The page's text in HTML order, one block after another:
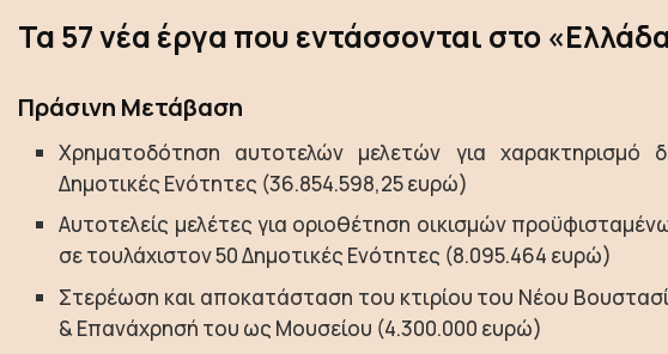
Τα 57 νέα έργα που εντάσσονται στο
Πράσινη Μετάβαση
Χρηματοδότηση αυτοτελών μελετών για χαρακτηρισμό
Δημοτικές Ενότητες (36.854.598,25 ευρώ)
Αυτοτελείς μελέτες για οριοθέτηση οικισμών
σε τουλάχιστον 50 Δημοτικές Ενότητες (8.095.464 ευρώ)
Στερέωση και αποκατάσταση του κτιρίου του Νέου
& Επανάχρησή του ως Μουσείου (4.300.000 ευρώ)